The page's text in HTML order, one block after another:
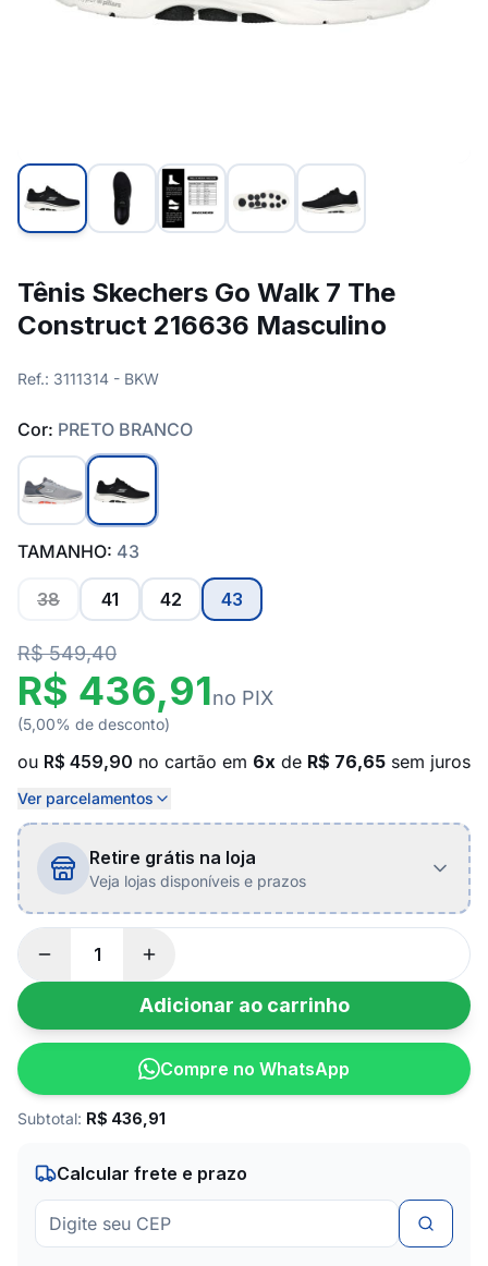
Tênis Skechers Go Walk 7 The
Construct 216636 Masculino
Ref.: 3111314 - BKW
Cor: PRETO BRANCO
TAMANHO: 43
38 41 42 43
R$ 549,40
R$ 436,91no PIX
(5,00% de desconto)
ou R$ 459,90 no cartão em 6x de R$ 76,65 sem juros
Ver parcelamentos
Retire grátis na loja
Veja lojas disponíveis e prazos
Adicionar ao carrinho
Compre no WhatsApp
Subtotal: R$ 436,91
Calcular frete e prazo